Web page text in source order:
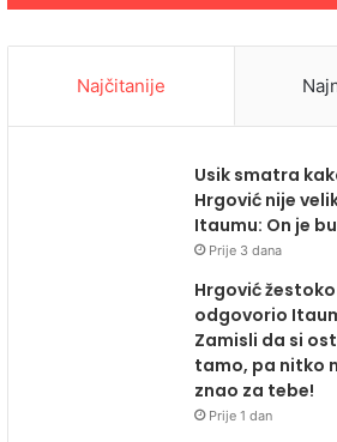
Najčitanije
Usik smatra
Hrgović nije
Itaumu: On je
Prije 3 dana
Hrgović žestoko
odgovorio
Zamisli da si
tamo, pa nitko
znao za tebe!
Prije 1 dan